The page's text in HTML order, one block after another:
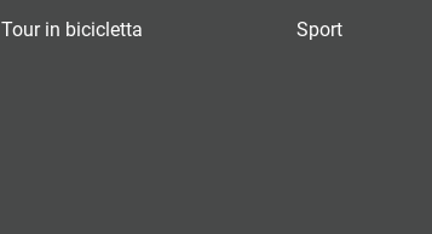
Tour in bicicletta Sport